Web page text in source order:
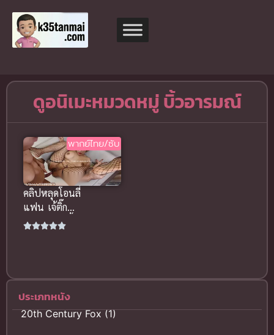
ดูอนิเมะหมวดหมู่ บิ้วอารมณ์
พากย์ไทย/ซับ
คลิปหลุดโอนลี่
แฟน เจ้ติ๊ก
อมของเล่นบิ้
ประเภทหนัง
20th Century Fox(1)